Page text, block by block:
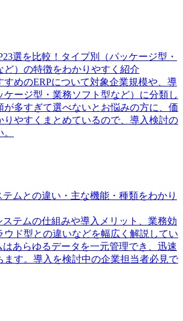
選を比較！タイプ別（パッケージ型・
ど）の特徴をわかりやすく紹介
すめのERPについて対象企業規模や、導
ケージ型・業務ソフト型など）に分類し
が多すぎて選べないとお悩みの方に、価
りやすくまとめているので、導入検討の
ムとの違い・主な機能・種類をわかり
ステムの仕組みや導入メリット、業務効
ウド型との違いなどを幅広く解説してい
はあらゆるデータを一元管理でき、迅速
ます。導入を検討中の企業担当者必見で